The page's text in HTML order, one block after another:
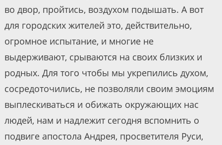
во двор, пройтись, воздухом подышать. А вот
для городских жителей это, действительно,
огромное испытание, и многие не
выдерживают, срываются на своих близких и
родных. Для того чтобы мы укрепились духом,
сосредоточились, не позволяли своим эмоциям
выплескиваться и обижать окружающих нас
людей, нам и надлежит сегодня вспомнить о
подвиге апостола Андрея, просветителя Руси,